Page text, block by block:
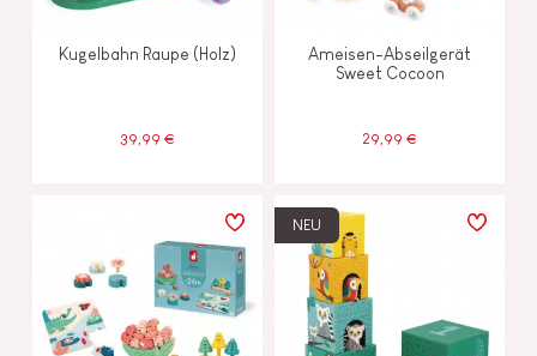
Kugelbahn Raupe (Holz)
39,99 €
Ameisen-Abseilgerät
Sweet Cocoon
29,99 €
NEU